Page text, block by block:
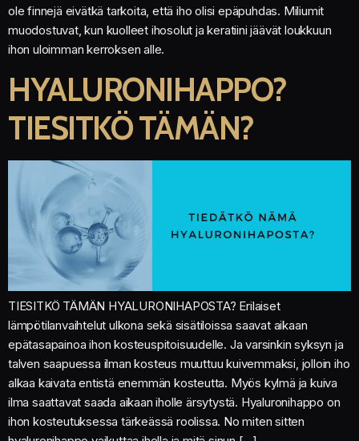
ole finnejä eivätkä tarkoita, että iho olisi epäpuhdas. Miliumit
muodostuvat, kun kuolleet ihosolut ja keratiini jäävät loukkuun
ihon uloimman kerroksen alle.
HYALURONIHAPPO?
TIESITKÖ TÄMÄN?
TIESITKÖ TÄMÄN HYALURONIHAPOSTA? Erilaiset
lämpötilanvaihtelut ulkona sekä sisätiloissa saavat aikaan
epätasapainoa ihon kosteuspitoisuudelle. Ja varsinkin syksyn ja
talven saapuessa ilman kosteus muuttuu kuivemmaksi, jolloin iho
alkaa kaivata entistä enemmän kosteutta. Myös kylmä ja kuiva
ilma saattavat saada aikaan iholle ärsytystä. Hyaluronihappo on
ihon kosteutuksessa tärkeässä roolissa. No miten sitten